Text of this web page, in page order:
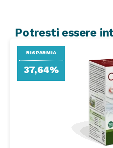
Potresti essere
RISPARMIA
37,64%